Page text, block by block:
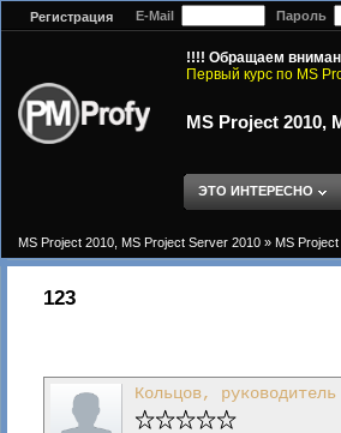
Регистрация E-Mail Пароль
!!!! Обращаем
Первый курс по MS
MS Project 2010,
ЭТО ИНТЕРЕСНО
MS Project 2010, MS Project Server 2010 » MS
123
Кольцов,